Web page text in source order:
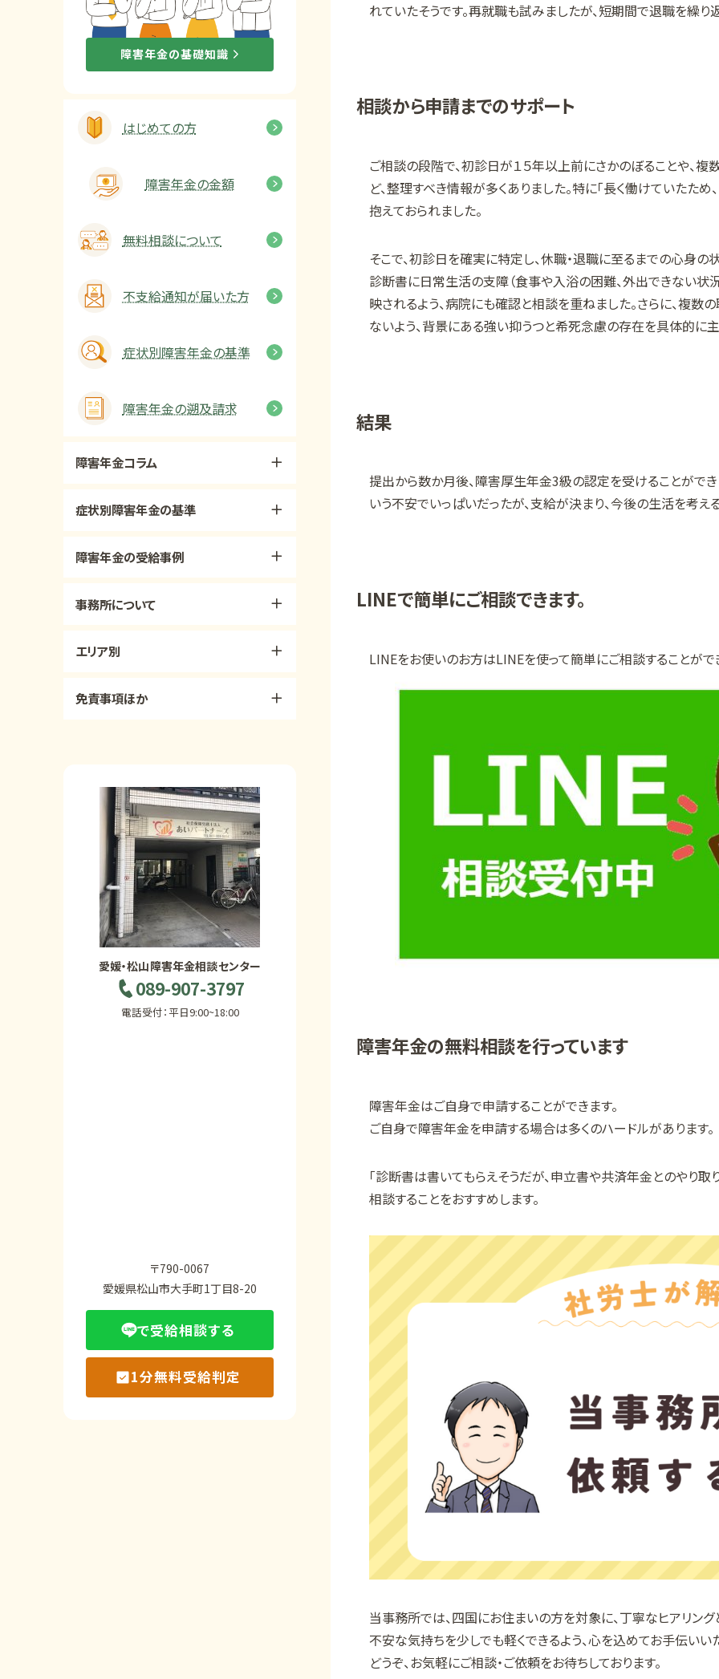
お電話でのお問い合わせ
089-907-3797
れていたそうです。再就職も試みましたが、短期間で退職を繰り
相談から申請までのサポート
ご相談の段階で、初診日が１５年以上前にさかのぼることや、
ど、整理すべき情報が多くありました。特に「長く働けていたた
抱えておられました。
そこで、初診日を確実に特定し、休職・退職に至るまでの心身の
診断書に日常生活の支障（食事や入浴の困難、外出できない状
映されるよう、病院にも確認と相談を重ねました。さらに、複数
ないよう、背景にある強い抑うつと希死念慮の存在を具体的に
結果
提出から数か月後、障害厚生年金3級の認定を受けることがで
いう不安でいっぱいだったが、支給が決まり、今後の生活を考え
LINEで簡単にご相談できます。
LINEをお使いのお方はLINEを使って簡単にご相談することがで
障害年金の無料相談を行っています
障害年金はご自身で申請することができます。
ご自身で障害年金を申請する場合は多くのハードルがあります。
「診断書は書いてもらえそうだが、申立書や共済年金とのやり
相談することをおすすめします。
当事務所では、四国にお住まいの方を対象に、丁寧なヒアリング
不安な気持ちを少しでも軽くできるよう、心を込めてお手伝いい
どうぞ、お気軽にご相談・ご依頼をお待ちしております。
障害年金の基礎知識
はじめての方
障害年金の金額
無料相談について
不支給通知が届いた方
症状別障害年金の基準
障害年金の遡及請求
障害年金コラム
症状別障害年金の基準
障害年金の受給事例
事務所について
エリア別
免責事項ほか
愛媛・松山障害年金相談センター
089-907-3797
電話受付：平日9:00~18:00
〒790-0067
愛媛県松山市大手町1丁目8-20
で受給相談する
1分無料受給判定